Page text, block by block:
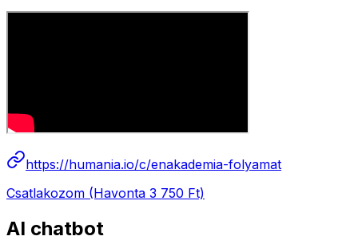
https://humania.io/c/enakademia-folyamat
Csatlakozom (Havonta 3 750 Ft)
AI chatbot